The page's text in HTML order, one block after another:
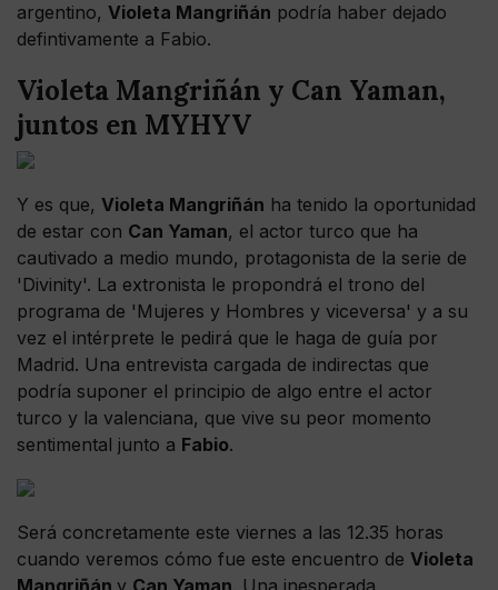
argentino, Violeta Mangriñán podría haber dejado
defintivamente a Fabio.
Violeta Mangriñán y Can Yaman,
juntos en MYHYV
Y es que, Violeta Mangriñán ha tenido la oportunidad
de estar con Can Yaman, el actor turco que ha
cautivado a medio mundo, protagonista de la serie de
'Divinity'. La extronista le propondrá el trono del
programa de 'Mujeres y Hombres y viceversa' y a su
vez el intérprete le pedirá que le haga de guía por
Madrid. Una entrevista cargada de indirectas que
podría suponer el principio de algo entre el actor
turco y la valenciana, que vive su peor momento
sentimental junto a Fabio.
Será concretamente este viernes a las 12.35 horas
cuando veremos cómo fue este encuentro de Violeta